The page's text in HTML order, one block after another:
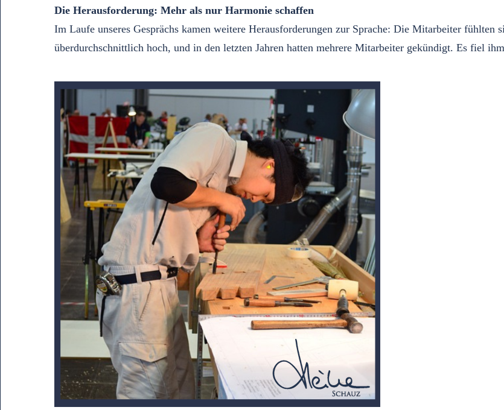
Die Herausforderung: Mehr als nur Harmonie schaffen
Im Laufe unseres Gesprächs kamen weitere Herausforderungen zur Sprache: Die Mitarbeiter
überdurchschnittlich hoch, und in den letzten Jahren hatten mehrere Mitarbeiter gekündigt. Es fiel